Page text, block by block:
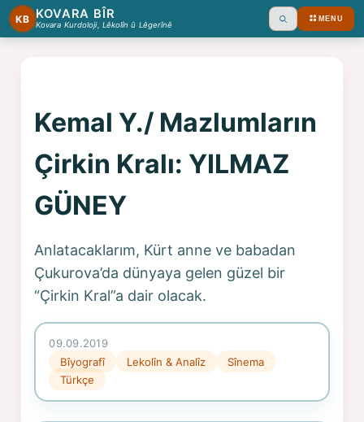
KB KOVARA BÎR
Kovara Kurdoloji, Lêkolîn û Lêgerînê Ara MENU
Kemal Y./ Mazlumların
Çirkin Kralı: YILMAZ
GÜNEY
Anlatacaklarım, Kürt anne ve babadan
Çukurova’da dünyaya gelen güzel bir
“Çirkin Kral”a dair olacak.
09.09.2019
Bîyografî
Lekolîn & Analîz
Sînema
Türkçe